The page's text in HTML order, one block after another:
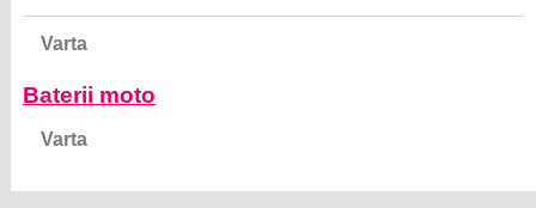
Varta
Baterii moto
Varta